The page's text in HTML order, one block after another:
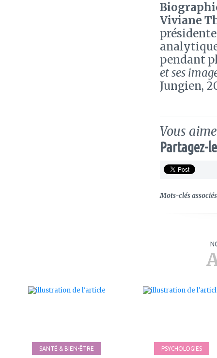
Viviane
pendant
et ses
Jungien,
Vous
Partagez-
Mots-clés
SANTÉ & BIEN-ÊTRE PSYCHOLOGIES